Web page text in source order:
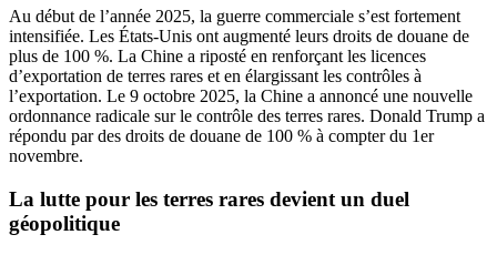
Au début de l’année 2025, la guerre commerciale s’est fortement
intensifiée. Les États-Unis ont augmenté leurs droits de douane de
plus de 100 %. La Chine a riposté en renforçant les licences
d’exportation de terres rares et en élargissant les contrôles à
l’exportation. Le 9 octobre 2025, la Chine a annoncé une nouvelle
ordonnance radicale sur le contrôle des terres rares. Donald Trump a
répondu par des droits de douane de 100 % à compter du 1er
novembre.
La lutte pour les terres rares devient un duel
géopolitique